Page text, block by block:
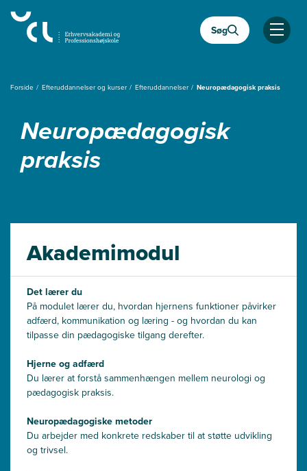
hovedindhold
Søg
Åben
Forside Efteruddannelser og kurser Efteruddannelser Neuropædagogisk praksis
Neuropædagogisk
praksis
Akademimodul
Det lærer du
På modulet lærer du, hvordan hjernens funktioner påvirker
adfærd, kommunikation og læring - og hvordan du kan
tilpasse din pædagogiske tilgang derefter.
Hjerne og adfærd
Du lærer at forstå sammenhængen mellem neurologi og
pædagogisk praksis.
Neuropædagogiske metoder
Du arbejder med konkrete redskaber til at støtte udvikling
og trivsel.